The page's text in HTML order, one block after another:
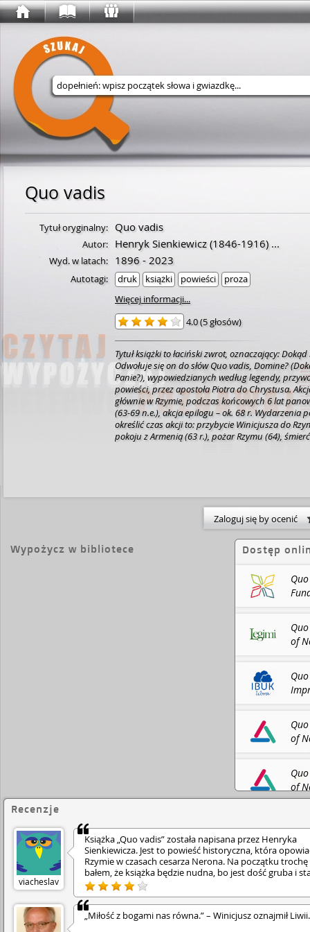
Wyszukaj w serwisie
Quo vadis
Tytuł oryginalny: Quo vadis
Autor: Henryk Sienkiewicz(1846-1916)...
Wyd. w latach: 1896 - 2023
Autotagi: druk książki powieści
proza
Więcej informacji...
4.0(5 głosów)
Tytuł książki to łaciński zwrot, oznaczający: Dokąd
Odwołuje się on do słów Quo vadis, Domine?
Panie?), wypowiedzianych według legendy,
powieści, przez apostoła Piotra do Chrystusa.
głównie w Rzymie, podczas końcowych 6 lat
(63-69 n.e.), akcja epilogu – ok. 68 r. Wydarzenia
określić czas akcji to: przybycie Winicjusza do
pokoju z Armenią (63 r.), pożar Rzymu (64),
rzymskim, Ligia zakładniczką pochodzącą z
plemienia Ligów, a także chrześcijanką. Wątek
liczne zwroty akcji: ucieczkę Ligii, jej poszukiwania
Winicjusza, próbę porwania, przemianę
przez niego chrztu, wreszcie uwięzienie i
(https://pl.wikipedia.org/wiki/Quo_vadis) Quo
novel written by Henryk Sienkiewicz in Polish.
is Latin for „Where are you going, Lord?” and
apocryphal Acts of Peter, in which Peter flees
am going back to be crucified again”, which
to Rome and accept martyrdom. The novel Quo
love that develops between a young Christian
the city of Rome under the rule of emperor Nero
(https://en.wikipedia.org/wiki/Quo_Vadis_(novel)
Zaloguj się by ocenić
Wypożycz w bibliotece Dostęp
of
of
of
Recenzje
viacheslav
Książka „Quo vadis” została napisana przez Henryka
Sienkiewicza. Jest to powieść historyczna, która
Rzymie w czasach cesarza Nerona. Na początku trochę
bałem, że książka będzie nudna, bo jest dość gruba i
ale okazało się, że historia jest naprawdę ciekawa. •
Głównym bohaterem jest Marek Winicjusz – rzymski
patrycjusz i żołnierz. Spotyka Ligię – dziewczynę z
chrześcijańskiej rodziny i zakochuje się w niej. Problem
„Miłość z bogami nas równa.” – Winicjusz oznajmił Liwii.